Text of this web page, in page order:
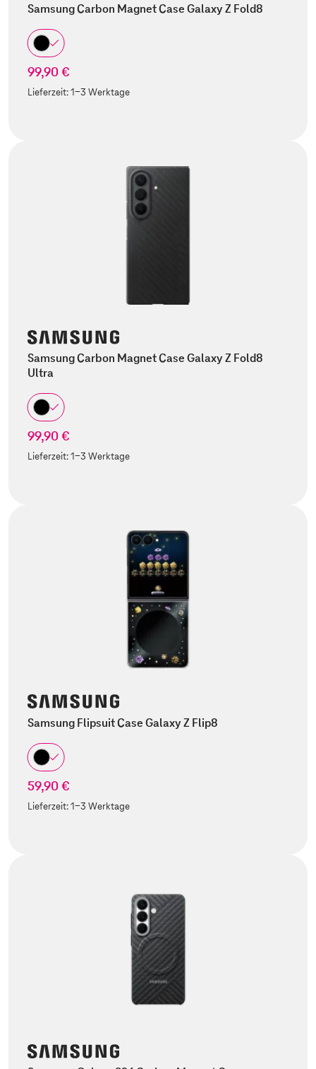
Samsung Carbon Magnet Case Galaxy Z Fold8
99,90 €
Lieferzeit:1-3 Werktage
Samsung Carbon Magnet Case Galaxy Z Fold8
Ultra
99,90 €
Lieferzeit:1-3 Werktage
Samsung Flipsuit Case Galaxy Z Flip8
59,90 €
Lieferzeit:1-3 Werktage